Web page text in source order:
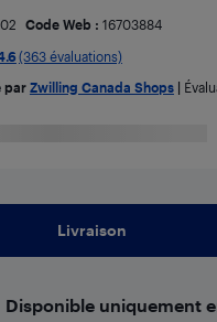
Code Web : 16703884
(363 évaluations)
par Zwilling Canada Shops|
Livraison
Disponible uniquement